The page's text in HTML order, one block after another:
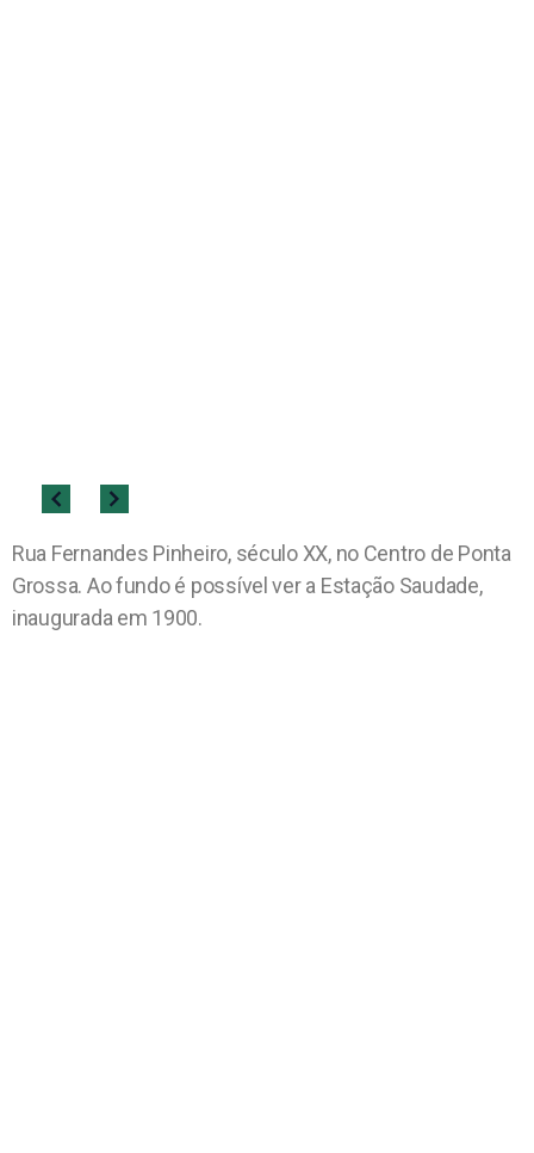
Rua Fernandes Pinheiro, século XX, no Centro de Ponta
Grossa. Ao fundo é possível ver a Estação Saudade,
inaugurada em 1900.